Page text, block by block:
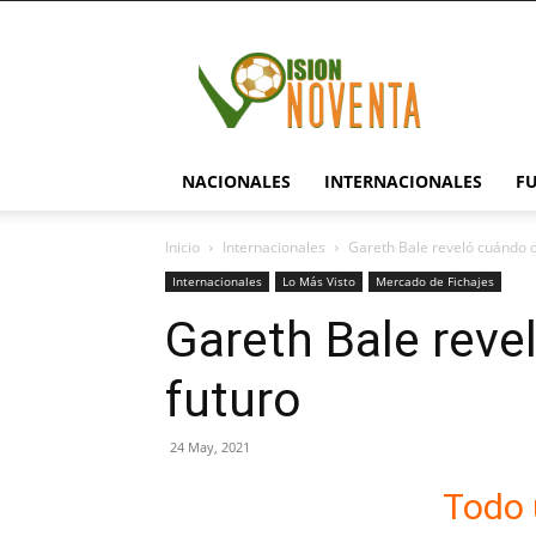
NACIONALES INTERNACIONALES
Inicio Internacionales Gareth Bale reveló cuándo
Internacionales Lo Más Visto Mercado de Fichajes
Gareth Bale
futuro
24 May, 2021
Todo